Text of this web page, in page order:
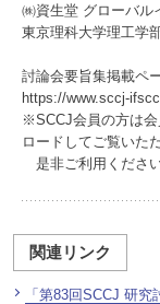
㈱資生堂 グローバル
東京理科大学理工学
討論会要旨集掲載ペ
https://www.sccj-
※SCCJ会員の方は
ロードしてご覧いた
是非ご利用ください
関連リンク
「第83回SCCJ 研